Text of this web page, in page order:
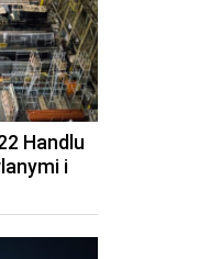
Handlu
i